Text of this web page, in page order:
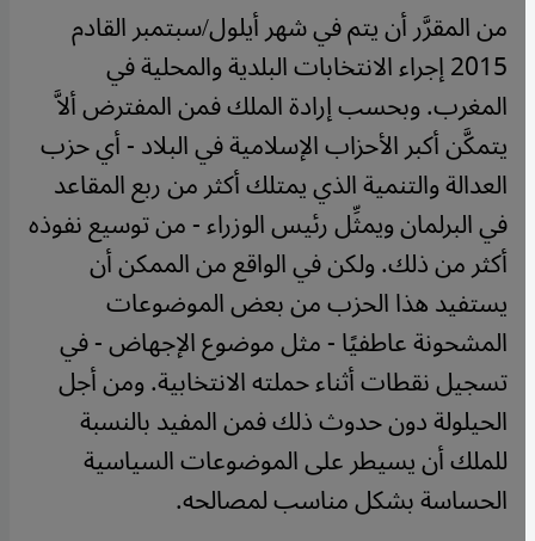
من المقرَّر أن يتم في شهر أيلول/سبتمبر القادم
2015 إجراء الانتخابات البلدية والمحلية في
المغرب. وبحسب إرادة الملك فمن المفترض ألاَّ
يتمكَّن أكبر الأحزاب الإسلامية في البلاد - أي حزب
العدالة والتنمية الذي يمتلك أكثر من ربع المقاعد
في البرلمان ويمثِّل رئيس الوزراء - من توسيع نفوذه
أكثر من ذلك. ولكن في الواقع من الممكن أن
يستفيد هذا الحزب من بعض الموضوعات
المشحونة عاطفيًا - مثل موضوع الإجهاض - في
تسجيل نقطات أثناء حملته الانتخابية. ومن أجل
الحيلولة دون حدوث ذلك فمن المفيد بالنسبة
للملك أن يسيطر على الموضوعات السياسية
الحساسة بشكل مناسب لمصالحه.